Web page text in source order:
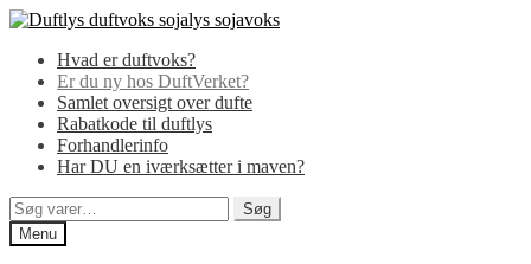
Spring
navigation
Spring
indholdHvad er duftvoks?
Er du ny hos DuftVerket?
Samlet oversigt over dufte
Rabatkode til duftlys
Forhandlerinfo
Har DU en iværksætter i maven?
Søg
efter:
Søg
Menu